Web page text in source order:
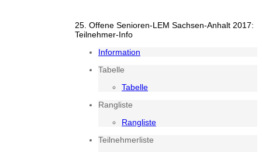
25. Offene Senioren-LEM Sachsen-Anhalt 2017:
Teilnehmer-Info
Information
Tabelle
Tabelle
Rangliste
Rangliste
Teilnehmerliste